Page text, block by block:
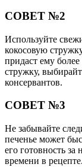
СОВЕТ №2
Используйте
кокосовую
придаст ему
стружку,
консервантов.
СОВЕТ №3
Не забывайте
печенье может
его готовность за
времени в рецепте.